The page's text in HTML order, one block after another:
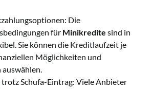
Die
für Minikredite sind in
Sie können die Kreditlaufzeit je
Möglichkeiten und
auswählen.
trotz Schufa-Eintrag: Viele Anbieter